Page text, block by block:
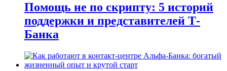
Помощь не по скрипту: 5 историй
поддержки и представителей Т-
Банка